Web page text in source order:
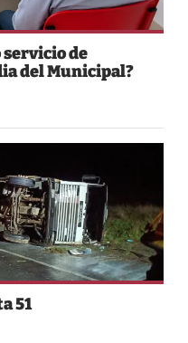
servicio de
del Municipal?
51